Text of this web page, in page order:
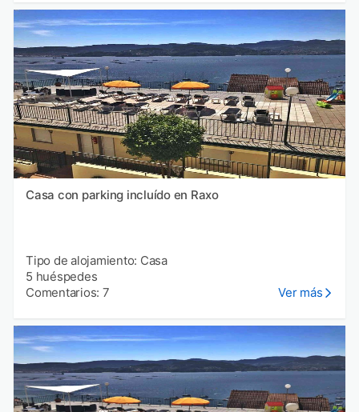
Casa con parking incluído en Raxo
Tipo de alojamiento: Casa
5 huéspedes
Comentarios: 7
Ver más